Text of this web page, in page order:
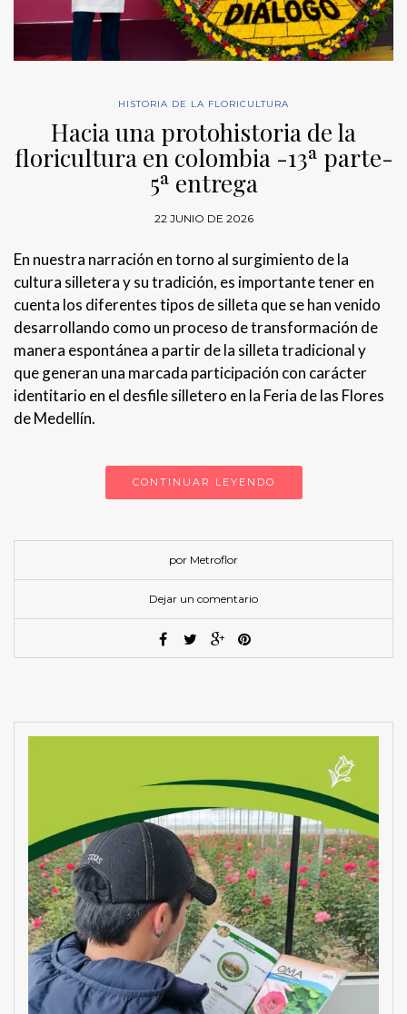
HISTORIA DE LA FLORICULTURA
Hacia una protohistoria de la
floricultura en colombia -13ª parte-
5ª entrega
22 JUNIO DE 2026
En nuestra narración en torno al surgimiento de la
cultura silletera y su tradición, es importante tener en
cuenta los diferentes tipos de silleta que se han venido
desarrollando como un proceso de transformación de
manera espontánea a partir de la silleta tradicional y
que generan una marcada participación con carácter
identitario en el desfile silletero en la Feria de las Flores
de Medellín.
CONTINUAR LEYENDO
por Metroflor
Dejar un comentario